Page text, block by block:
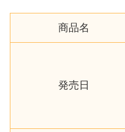
商品名
発売日